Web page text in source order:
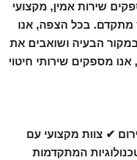
שירות אמין, מקצועי
מתקדם. בכל הצפה, אנו
הבעיה ושואבים את
מספקים שירותי חיטוי
חירום ✔ צוות מקצועי עם
המתקדמות